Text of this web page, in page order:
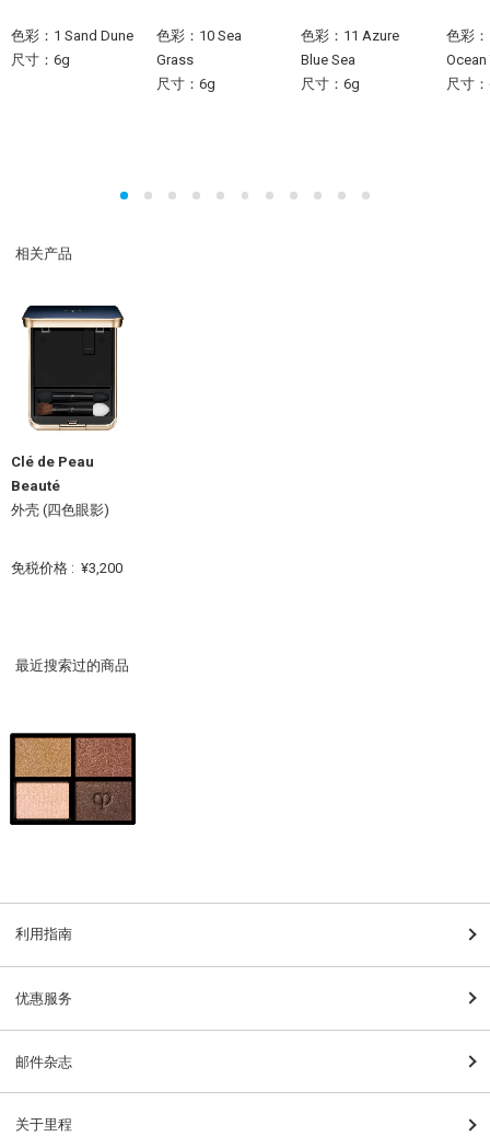
色彩：1 Sand Dune
尺寸：6g
色彩：10 Sea
Grass
尺寸：6g
色彩：11 Azure
Blue Sea
尺寸：6g
色彩
尺寸
相关产品
Clé de Peau
Beauté
外壳 (四色眼影)
免税价格 : ¥3,200
最近搜索过的商品
利用指南
优惠服务
邮件杂志
关于里程